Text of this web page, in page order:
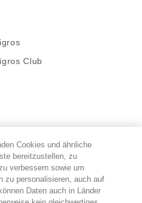
Club
migros user/
Cookies und ähnliche
bereitzustellen, zu
verbessern sowie um
zu personalisieren, auch auf
Daten auch in Länder